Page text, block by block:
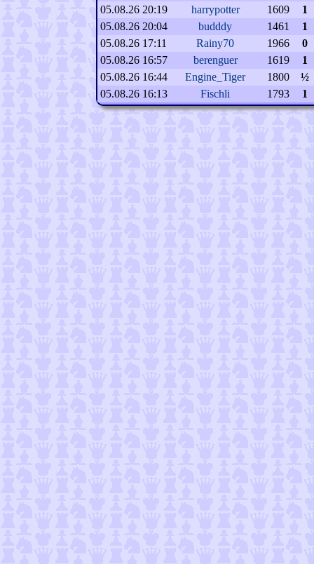
05.08.26 20:19
harrypotter 1609
1
05.08.26 20:04
budddy 1461
1
05.08.26 17:11
Rainy70 1966
0
05.08.26 16:57
berenguer 1619
1
05.08.26 16:44
Engine_Tiger 1800
½
05.08.26 16:13
Fischli 1793 1